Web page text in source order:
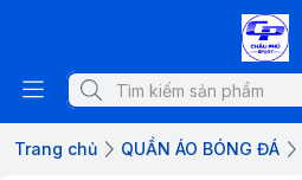
Trang chủ QUẦN ÁO BÓNG ĐÁ